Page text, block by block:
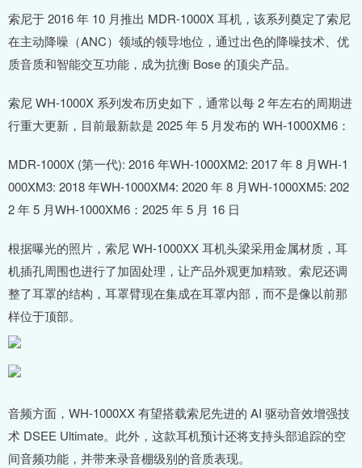
索尼于 2016 年 10 月推出 MDR-1000X 耳机，该系列奠定了索尼
在主动降噪（ANC）领域的领导地位，通过出色的降噪技术、优
质音质和智能交互功能，成为抗衡 Bose 的顶尖产品。
索尼 WH-1000X 系列发布历史如下，通常以每 2 年左右的周期进
行重大更新，目前最新款是 2025 年 5 月发布的 WH-1000XM6：
MDR-1000X (第一代): 2016 年WH-1000XM2: 2017 年 8 月WH-1
000XM3: 2018 年WH-1000XM4: 2020 年 8 月WH-1000XM5: 202
2 年 5 月WH-1000XM6：2025 年 5 月 16 日
根据曝光的照片，索尼 WH-1000XX 耳机头梁采用金属材质，耳
机插孔周围也进行了加固处理，让产品外观更加精致。索尼还调
整了耳罩的结构，耳罩臂现在集成在耳罩内部，而不是像以前那
样位于顶部。
音频方面，WH-1000XX 有望搭载索尼先进的 AI 驱动音效增强技
术 DSEE Ultimate。此外，这款耳机预计还将支持头部追踪的空
间音频功能，并带来录音棚级别的音质表现。